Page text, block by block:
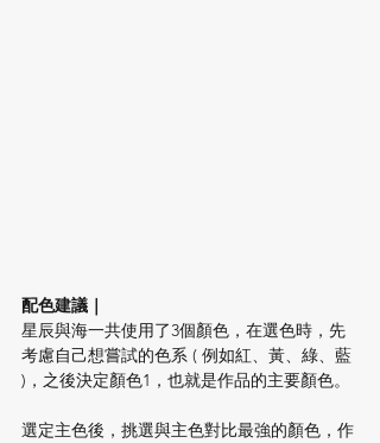
配色建議 ｜
星辰與海一共使用了3個顏色，在選色時，先
考慮自己想嘗試的色系 ( 例如紅、黃、綠、藍
)，之後決定顏色1，也就是作品的主要顏色。
選定主色後，挑選與主色對比最強的顏色，作